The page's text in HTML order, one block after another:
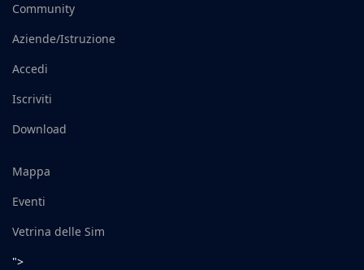
Community
Aziende/Istruzione
Accedi
Iscriviti
Download
Mappa
Eventi
Vetrina delle Sim
">